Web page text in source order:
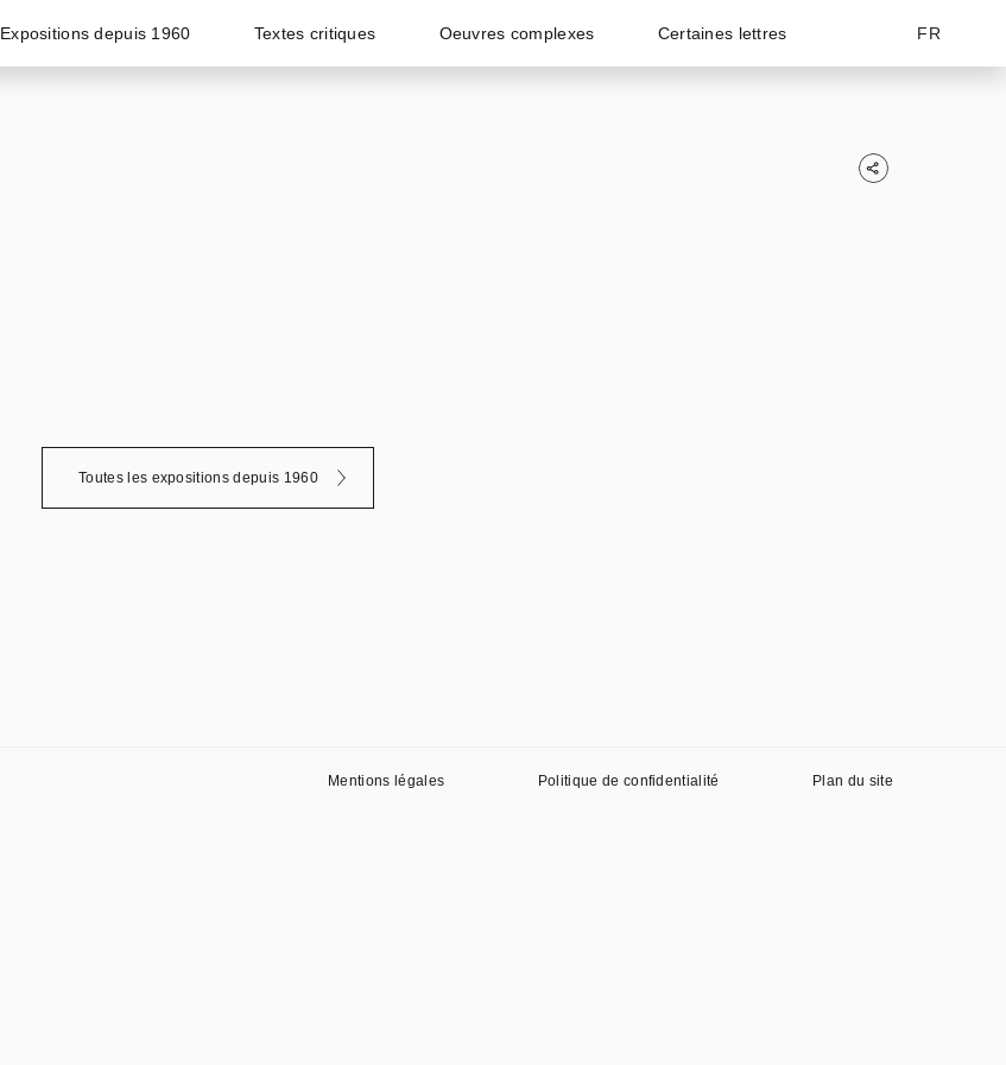
Expositions depuis 1960 Textes critiques Oeuvres complexes Certaines lettres FR
Toutes les expositions depuis 1960
Mentions légales Politique de confidentialité Plan du site